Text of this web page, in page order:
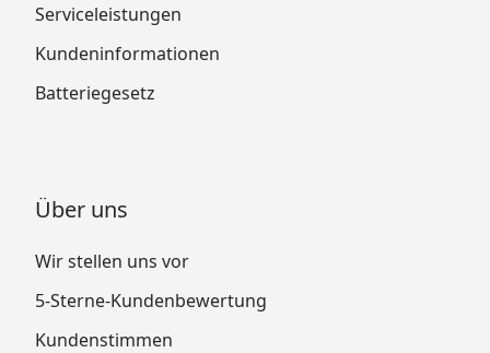
Serviceleistungen
Kundeninformationen
Batteriegesetz
Über uns
Wir stellen uns vor
5-Sterne-Kundenbewertung
Kundenstimmen